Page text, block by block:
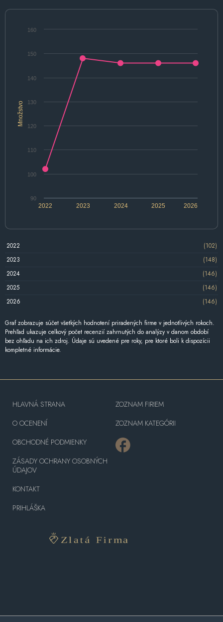
Množstvo
2022 2024 2026
2023 2025
90
100
110
120
130
140
150
160
2022
(102)
2023
(148)
2024
(146)
2025
(146)
2026
(146)
Graf zobrazuje súčet všetkých hodnotení priradených firme v jednotlivých rokoch.
Prehľad ukazuje celkový počet recenzií zahrnutých do analýzy v danom období
bez ohľadu na ich zdroj. Údaje sú uvedené pre roky, pre ktoré boli k dispozícii
kompletné informácie.
HLAVNÁ STRANA
O OCENENÍ
OBCHODNÉ PODMIENKY
ZÁSADY OCHRANY OSOBNÝCH
ÚDAJOV
KONTAKT
PRIHLÁŠKA
ZOZNAM FIRIEM
ZOZNAM KATEGÓRII